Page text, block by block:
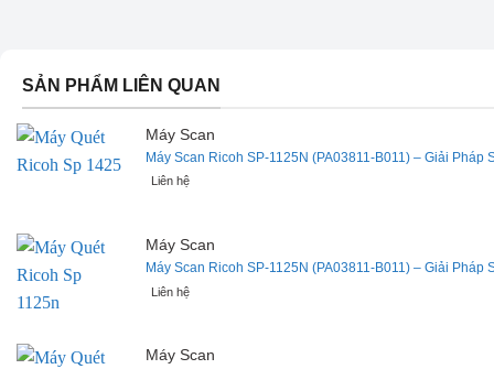
SẢN PHẨM LIÊN QUAN
Máy Scan
Máy Scan Ricoh SP-1125N (PA03811-B011) – Giải
Liên hệ
Máy Scan
Máy Scan Ricoh SP-1125N (PA03811-B011) – Giải
Liên hệ
Máy Scan